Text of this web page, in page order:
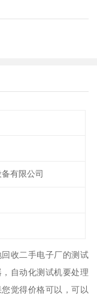
有限公司
收二手电子厂的测试
自动化测试机要处理
觉得价格可以，可以